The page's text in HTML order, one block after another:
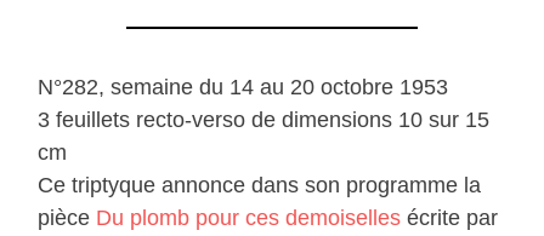
N°282, semaine du 14 au 20 octobre 1953
3 feuillets recto-verso de dimensions 10 sur 15
cm
Ce triptyque annonce dans son programme la
pièce Du plomb pour ces demoiselles écrite par